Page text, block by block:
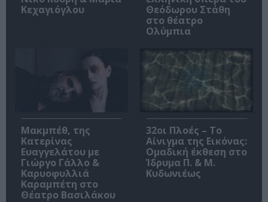
Κεχαγιόγλου
Θεόδωρου Στάθη
στο θέατρο
Ολύμπια
Μακμπέθ, της
Κατερίνας
Ευαγγελάτου με
Γιώργο Γάλλο &
Καρυοφυλλιά
Καραμπέτη στο
Θέατρο Βασιλάκου
32οι Πλοές – Το
Αίνιγμα της Εικόνας:
Ομαδική έκθεση στο
Ίδρυμα Π. & Μ.
Κυδωνιέως